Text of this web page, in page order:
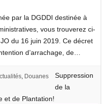
par la DGDDI destinée à
vous trouverez ci-
du 16 juin 2019. Ce décret
d’arrachage, de…
, Douanes
Suppression
de la
et de Plantation!